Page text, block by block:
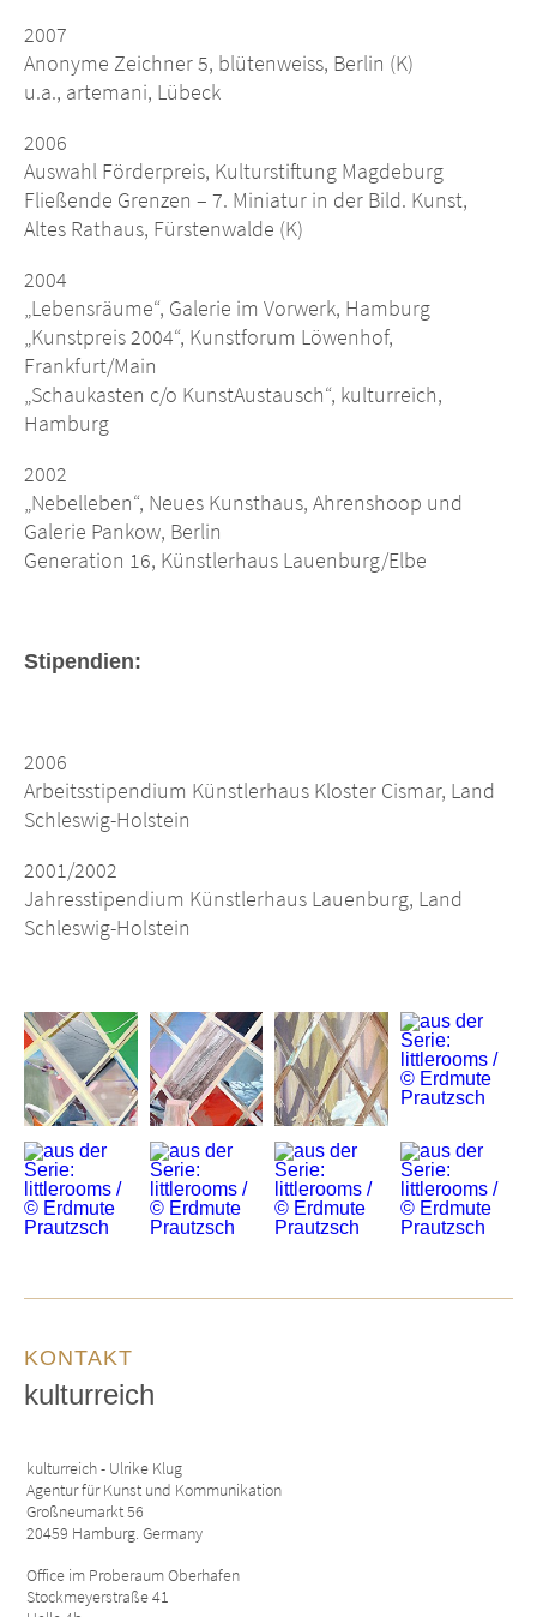
2007
Anonyme Zeichner 5, blütenweiss, Berlin (K)
u.a., artemani, Lübeck
2006
Auswahl Förderpreis, Kulturstiftung Magdeburg
Fließende Grenzen – 7. Miniatur in der Bild. Kunst,
Altes Rathaus, Fürstenwalde (K)
2004
„Lebensräume“, Galerie im Vorwerk, Hamburg
„Kunstpreis 2004“, Kunstforum Löwenhof,
Frankfurt/Main
„Schaukasten c/o KunstAustausch“, kulturreich,
Hamburg
2002
„Nebelleben“, Neues Kunsthaus, Ahrenshoop und
Galerie Pankow, Berlin
Generation 16, Künstlerhaus Lauenburg/Elbe
Stipendien:
2006
Arbeitsstipendium Künstlerhaus Kloster Cismar, Land
Schleswig-Holstein
2001/2002
Jahresstipendium Künstlerhaus Lauenburg, Land
Schleswig-Holstein
KONTAKT
kulturreich
kulturreich - Ulrike Klug
Agentur für Kunst und Kommunikation
Großneumarkt 56
20459 Hamburg. Germany
Office im Proberaum Oberhafen
Stockmeyerstraße 41